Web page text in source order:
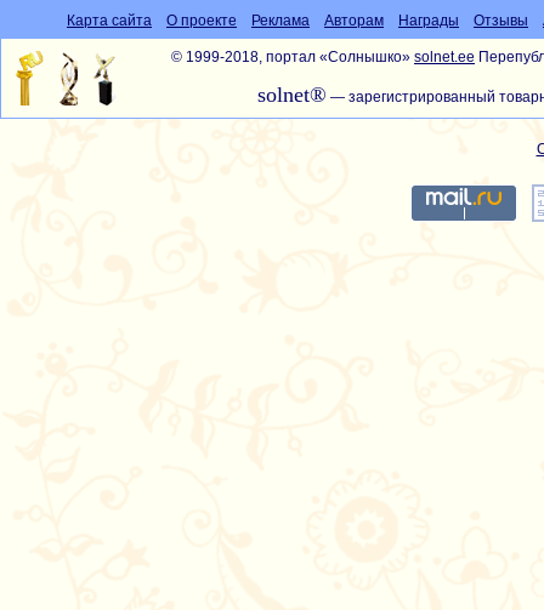
Карта сайта О проекте Реклама Авторам Награды Отзывы
© 1999-2018, портал «Солнышко» solnet.ee
solnet® — зарегистрированный